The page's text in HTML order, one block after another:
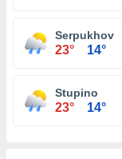
Serpukhov
23° 14°
Stupino
23° 14°